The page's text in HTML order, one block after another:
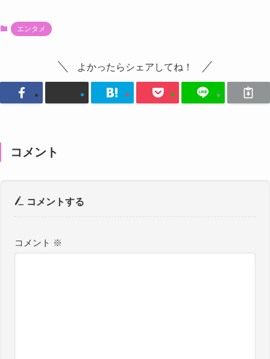
エンタメ
よかったらシェアしてね！
コメント
コメントする
コメント ※